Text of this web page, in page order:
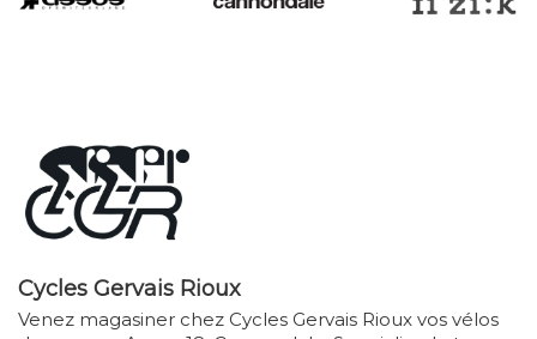
Cycles Gervais Rioux
Venez magasiner chez Cycles Gervais Rioux vos vélos